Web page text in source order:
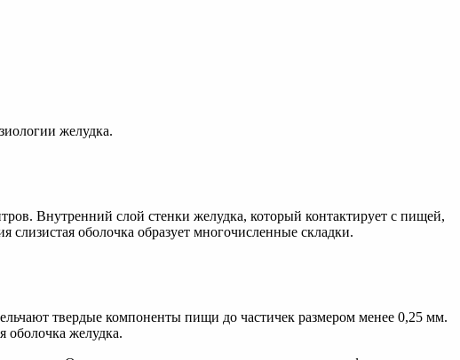
желудка.
Внутренний слой стенки желудка, который контактирует с пищей,
оболочка образует многочисленные складки.
твердые компоненты пищи до частичек размером менее 0,25 мм.
оболочка желудка.